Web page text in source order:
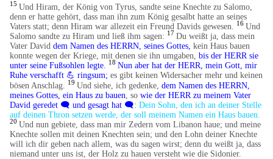
15 Und Hiram, der König von Tyrus, sandte seine Knechte zu Salomo,
denn er hatte gehört, dass man ihn zum König gesalbt hatte an seines
Vaters statt; denn Hiram war allezeit ein Freund Davids gewesen.
16 Und
Salomo sandte zu Hiram und ließ ihm sagen: 17 Du weißt ja, dass mein
Vater Daviddem Namen des HERRN, seines Gottes, kein Haus bauen
konnte wegen der Kriege, mit denen sie ihn umgaben,bis der HERR sie
unter seine Fußsohlen legte.
18 Nun aber hat der HERR, mein Gott, mir
Ruhe verschafft💪 ringsum; es gibt keinen Widersacher mehr und keinen
bösen Anschlag.
19 Und siehe, ich gedenke,dem Namen des HERRN,
meines Gottes, ein Haus zu bauen , sowie der HERR zu meinem Vater
David geredet 🗨️ und gesagt hat 🗨️:Dein Sohn, den ich an deiner Stelle
auf deinen Thron setzen werde, der soll meinem Namen ein Haus bauen.
20 Und nun gebiete, dass man mir Zedern vom Libanon haue; und meine
Knechte sollen mit deinen Knechten sein; und den Lohn deiner Knechte
will ich dir geben nach allem, was du sagen wirst; denn du weißt ja, dass
niemand unter uns ist, der Holz zu hauen versteht wie die Sidonier.